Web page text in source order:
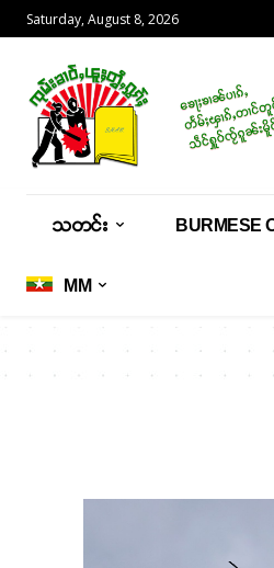
Saturday, August 8, 2026
သတင်း BURMESE
MM